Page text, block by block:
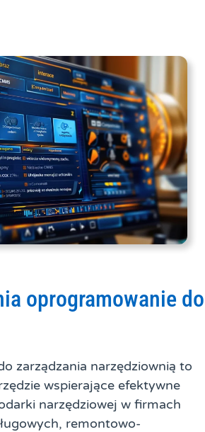
oprogramowanie do
zarządzania narzędziownią to
wspierające efektywne
narzędziowej w firmach
remontowo-